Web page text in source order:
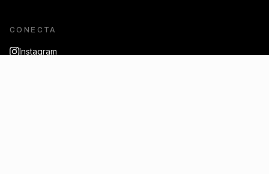
CONECTA
Instagram